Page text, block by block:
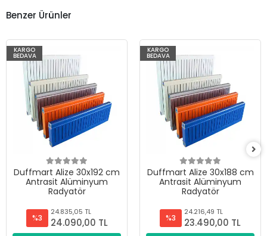
Benzer Ürünler
KARGO
BEDAVA
Duffmart Alize 30x192 cm
Antrasit Alüminyum
Radyatör
%3
24.835,05 TL
24.090,00 TL
KARGO
BEDAVA
Duffmart Alize 30x188 cm
Antrasit Alüminyum
Radyatör
%3
24.216,49 TL
23.490,00 TL